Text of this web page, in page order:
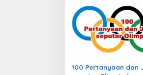
g
a
n
d
u
a
s
i
100 Pertanyaan dan